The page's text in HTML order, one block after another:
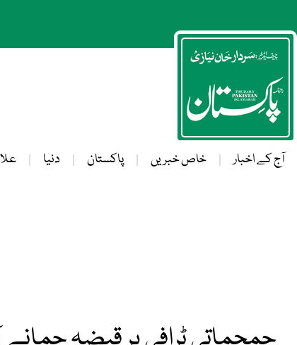
آج کے اخبار خاص خبریں پاکستان دنیا